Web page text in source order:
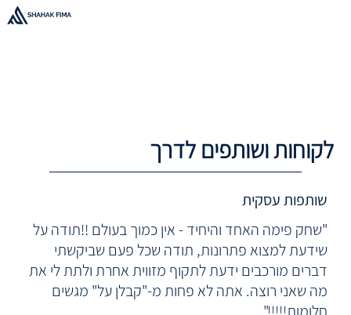
שותפות עסקית
"שחק פימה האחד והיחיד - אין כמוך בעולם !!תודה על
שידעת למצוא פתרונות, תודה שכל פעם שביקשתי
דברים מורכבים ידעת לתקוף מזווית אחרת ולתת לי את
מה שאני רוצה. אתה לא פחות מ-"קבלן על" מגשים
חלומות!!!!!".
לקוחות ושותפים לדרך